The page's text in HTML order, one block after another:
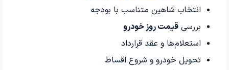
انتخاب شاهین متناسب با بودجه
بررسی قیمت روز خودرو
استعلام‌ها و عقد قرارداد
تحویل خودرو و شروع اقساط